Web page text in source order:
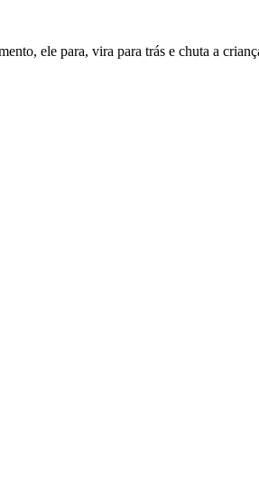
ele para, vira para trás e chuta a